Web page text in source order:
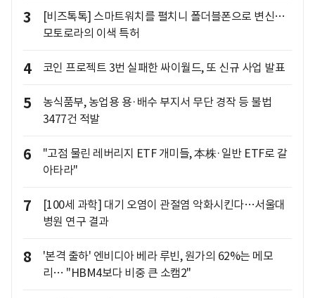
3
[비즈톡톡] 스마트워치를 펼치니 폴더블폰으로 변신…
모토로라의 이색 특허
4 코인 프로젝트 3번 실패한 싸이월드, 또 신규 사업 발표
5
농식품부, 농업용 용·배수 부지서 무단 경작 등 불법
3477건 적발
6
"고점 물린 레버리지 ETF 개미들, 本株·일반 ETF로 갈
아타라"
7
[100세 과학] 대기 오염이 관절염 악화시킨다…서울대
병원 연구 결과
8
'본격 출하' 엔비디아 베라 루빈, 원가의 62%는 메모
리… "HBM4보다 비중 큰 소캠2"